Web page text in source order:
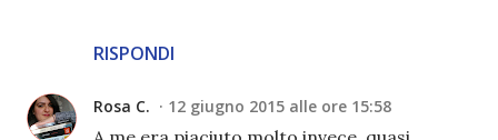
RISPONDI
Rosa C. 12 giugno 2015 alle ore 15:58